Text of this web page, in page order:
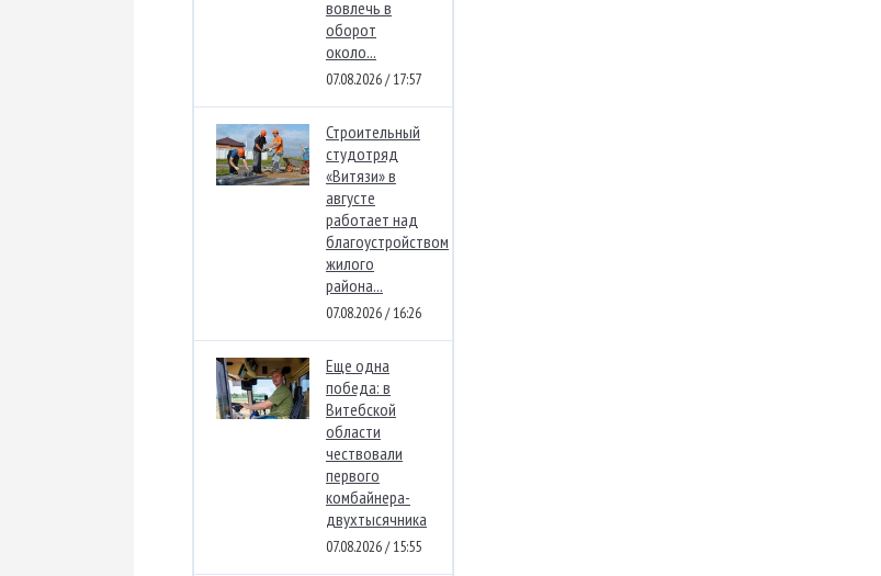
вовлечь в
оборот
около...
07.08.2026 / 17:57
Строительный
студотряд
«Витязи» в
августе
работает над
благоустройством
жилого
района...
07.08.2026 / 16:26
Еще одна
победа: в
Витебской
области
чествовали
первого
комбайнера-
двухтысячника
07.08.2026 / 15:55